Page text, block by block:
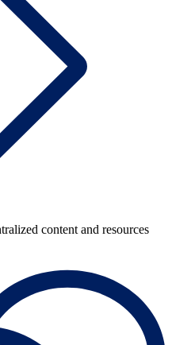
content and resources